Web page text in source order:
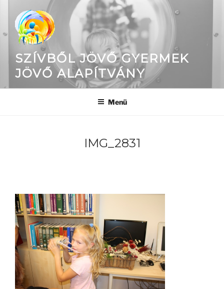
SZÍVBŐL JÖVŐ GYERMEK
JÖVŐ ALAPÍTVÁNY
Menü
IMG_2831